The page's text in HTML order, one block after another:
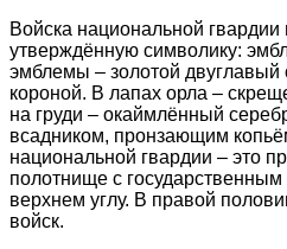
Войска национальной
утверждённую символику:
эмблемы – золотой двуглавый
короной. В лапах орла –
на груди – окаймлённый
всадником, пронзающим
национальной гвардии – это
полотнище с
верхнем углу. В правой
войск.